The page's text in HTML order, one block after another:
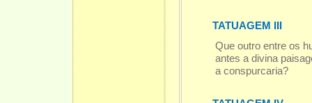
TATUAGEM III
Que outro entre os
antes a divina
a conspurcaria?